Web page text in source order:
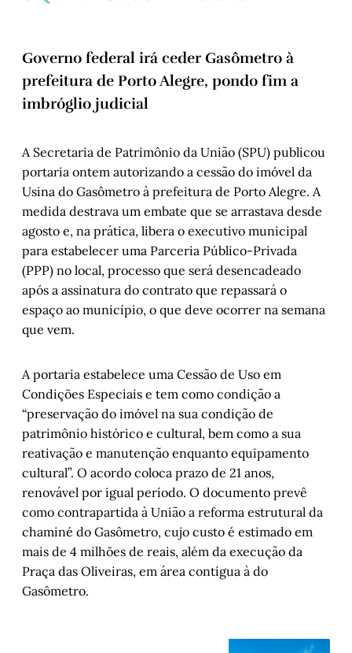
Governo federal irá ceder Gasômetro à
prefeitura de Porto Alegre, pondo fim a
imbróglio judicial
A Secretaria de Patrimônio da União (SPU) publicou
portaria ontem autorizando a cessão do imóvel da
Usina do Gasômetro à prefeitura de Porto Alegre. A
medida destrava um embate que se arrastava desde
agosto e, na prática, libera o executivo municipal
para estabelecer uma Parceria Público-Privada
(PPP) no local, processo que será desencadeado
após a assinatura do contrato que repassará o
espaço ao município, o que deve ocorrer na semana
que vem.
A portaria estabelece uma Cessão de Uso em
Condições Especiais e tem como condição a
“preservação do imóvel na sua condição de
patrimônio histórico e cultural, bem como a sua
reativação e manutenção enquanto equipamento
cultural”. O acordo coloca prazo de 21 anos,
renovável por igual período. O documento prevê
como contrapartida à União a reforma estrutural da
chaminé do Gasômetro, cujo custo é estimado em
mais de 4 milhões de reais, além da execução da
Praça das Oliveiras, em área contígua à do
Gasômetro.